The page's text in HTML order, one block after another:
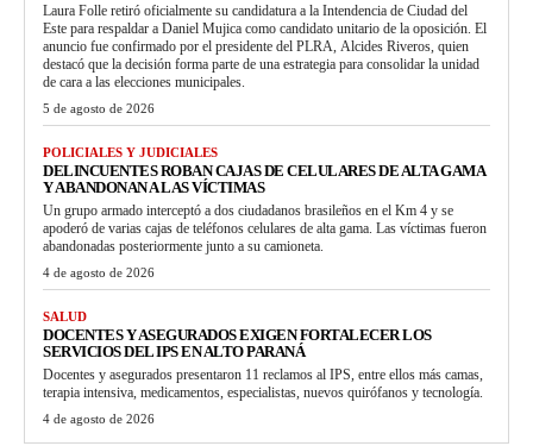
Laura Folle retiró oficialmente su candidatura a la Intendencia de Ciudad del
Este para respaldar a Daniel Mujica como candidato unitario de la oposición. El
anuncio fue confirmado por el presidente del PLRA, Alcides Riveros, quien
destacó que la decisión forma parte de una estrategia para consolidar la unidad
de cara a las elecciones municipales.
5 de agosto de 2026
POLICIALES Y JUDICIALES
DELINCUENTES ROBAN CAJAS DE CELULARES DE ALTA GAMA
Y ABANDONAN A LAS VÍCTIMAS
Un grupo armado interceptó a dos ciudadanos brasileños en el Km 4 y se
apoderó de varias cajas de teléfonos celulares de alta gama. Las víctimas fueron
abandonadas posteriormente junto a su camioneta.
4 de agosto de 2026
SALUD
DOCENTES Y ASEGURADOS EXIGEN FORTALECER LOS
SERVICIOS DEL IPS EN ALTO PARANÁ
Docentes y asegurados presentaron 11 reclamos al IPS, entre ellos más camas,
terapia intensiva, medicamentos, especialistas, nuevos quirófanos y tecnología.
4 de agosto de 2026